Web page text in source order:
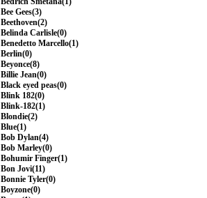
Bee Gees(3)
Beethoven(2)
Belinda Carlisle(0)
Benedetto Marcello(1)
Berlin(0)
Beyonce(8)
Billie Jean(0)
Black eyed peas(0)
Blink 182(0)
Blink-182(1)
Blondie(2)
Blue(1)
Bob Dylan(4)
Bob Marley(0)
Bohumir Finger(1)
Bon Jovi(11)
Bonnie Tyler(0)
Boyzone(0)